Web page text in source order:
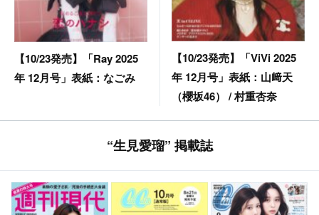
【10/23発売】「Ray 2025
年 12月号」表紙：なごみ
【10/23発売】「ViVi 2025
年 12月号」表紙：山﨑天
（櫻坂46） / 村重杏奈
“生見愛瑠” 掲載誌